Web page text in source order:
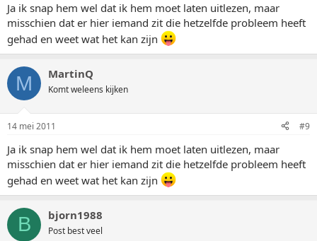
Ja ik snap hem wel dat ik hem moet laten uitlezen, maar
misschien dat er hier iemand zit die hetzelfde probleem heeft
gehad en weet wat het kan zijn
M MartinQ
Komt weleens kijken
14 mei 2011 #9
Ja ik snap hem wel dat ik hem moet laten uitlezen, maar
misschien dat er hier iemand zit die hetzelfde probleem heeft
gehad en weet wat het kan zijn
B bjorn1988
Post best veel